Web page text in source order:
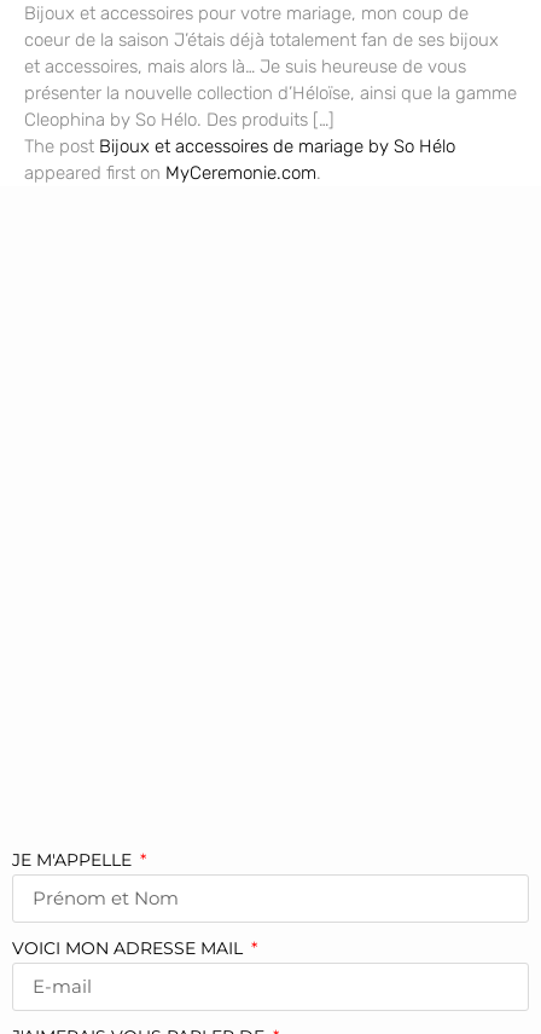
Bijoux et accessoires pour votre mariage, mon coup de
coeur de la saison J’étais déjà totalement fan de ses bijoux
et accessoires, mais alors là… Je suis heureuse de vous
présenter la nouvelle collection d’Héloïse, ainsi que la gamme
Cleophina by So Hélo. Des produits […]
The post Bijoux et accessoires de mariage by So Hélo
appeared first on MyCeremonie.com.
JE M'APPELLE
VOICI MON ADRESSE MAIL